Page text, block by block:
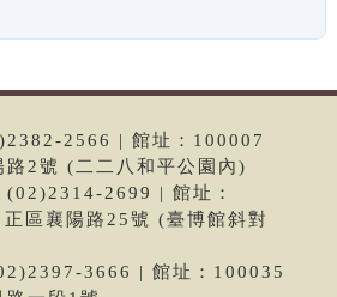
2566 | 館址：100007
路2號 (二二八和平公園內)
(02)2314-2699 | 館址：
區襄陽路25號 (臺博館斜對
3666 | 館址：100035